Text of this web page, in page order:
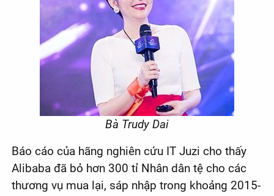
Bà Trudy Dai
Báo cáo của hãng nghiên cứu IT Juzi cho thấy
Alibaba đã bỏ hơn 300 tỉ Nhân dân tệ cho các
thương vụ mua lại, sáp nhập trong khoảng 2015-